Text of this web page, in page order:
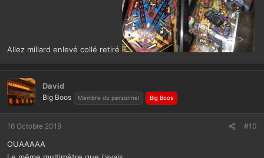
Allez millard enlevé collé retiré
David
Big Boos Membre du personnel Big Boos
16 Octobre 2019 #10
OUAAAAA